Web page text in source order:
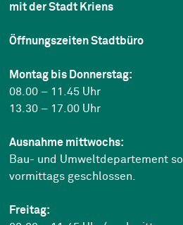
mit der Stadt Kriens
Öffnungszeiten Stadtbüro
Montag bis Donnerstag:
08.00 – 11.45 Uhr
13.30 – 17.00 Uhr
Ausnahme mittwochs:
Bau- und Umweltdepartement
vormittags geschlossen.
Freitag: